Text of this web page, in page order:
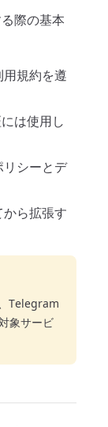
際の基本
規約を遵
は使用し
シーとデ
ら拡張す
Telegram
象サービ